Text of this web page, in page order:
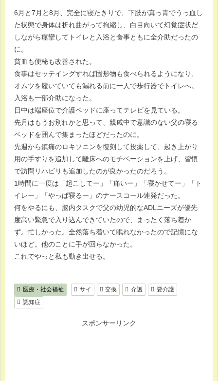
6月と7月と8月、完全に寝たきりで、下肢が真っ青でうっ血し
た状態で身体は折れ曲がって拘縮し、白目向いて幻覚症状だ
しながら痙攣してトイレと入浴と食事ともに全介助だったの
に。
貧血も便秘も改善された。
食事はセッテイングすれば固形物も食べられるようになり、
オムツを履いていても漏れる前に一人で歩行器でトイレへ。
入浴も一部介助になった。
日中は端座位で介護ベッドに座ってテレビを見ている。
先月はもうお別れかと思って、親戚中で意識のない父の寝る
ベッドを囲んで集まったほどだったのに。
先週から鎮痛のロキソニンを復刻して投薬して、起き上がり
用の手すりを追加して離床へのモチベーションを上げ、習慣
で訪問リハビリも追加したのが良かったのだろう。
1時間に一度は「起こしてー」「痛いー」「寝かせてー」「ト
イレー」「やっぱ寝るー」のナースコール連発だった。
何をやるにも、脳内タスクで父の幼児的なADLニーズが優先
度高い緊急で入り込んできていたので、まったく落ち着か
ず。忙しかった。全然落ち着いて眠れなかったので記憶にな
いほど。他のことに手が回らなかった。
これでやっと私も動き出せる。
医療・社会福祉 サイ 交換 介護
要介護
認知症
スポンサーリンク